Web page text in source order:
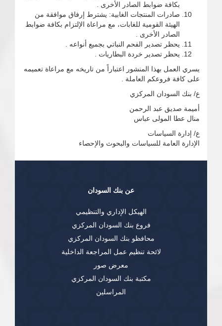
بكافة ضوابط الصادر الأخرى .
صادرات المنتجات الغابية: يشترط إرفاق موافقة من
الهيئة القومية للغابات، مع مراعاة الإلتزام بكافة ضوابط
الصادر الأخرى .
يحظر تصدير الفحم النباتي بجميع أنواعه .
يحظر تصدير خردة البطاريات .
يسري العمل بهذا المنشور اعتباراً من تاريخه مع مراعاة تعميمه
على كافة فروعكم العاملة .
ع/ بنك السودان المركزي
أميمة صديق عبد الرحمن
منال عطا المولى عباس
ع/ إدارة السياسات
الإدارة العامة للسياسات والبحوث والإحصاء
عن بنك السودان
الهيكل الإداري والتنظيمي
فروع بنك السودان المركزي
محافظو بنك السودان المركزي
لائحة تنظيم عمل المراجعة الداخلية
معرض صور
مكتبة بنك السودان المركزي
المراسلين